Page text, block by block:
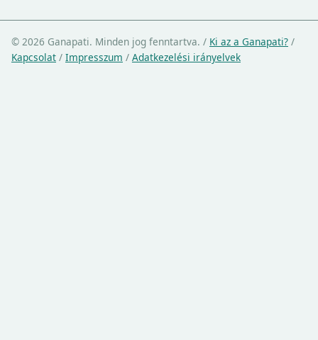
© 2026 Ganapati. Minden jog fenntartva. / Ki az a Ganapati? /
Kapcsolat / Impresszum / Adatkezelési irányelvek